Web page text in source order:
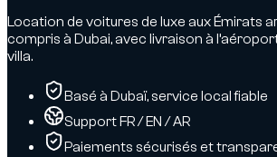
Location de voitures de luxe aux Émirats
compris à Dubai, avec livraison à
villa.
Basé à Dubaï, service local fiable
Support FR / EN / AR
Paiements sécurisés et